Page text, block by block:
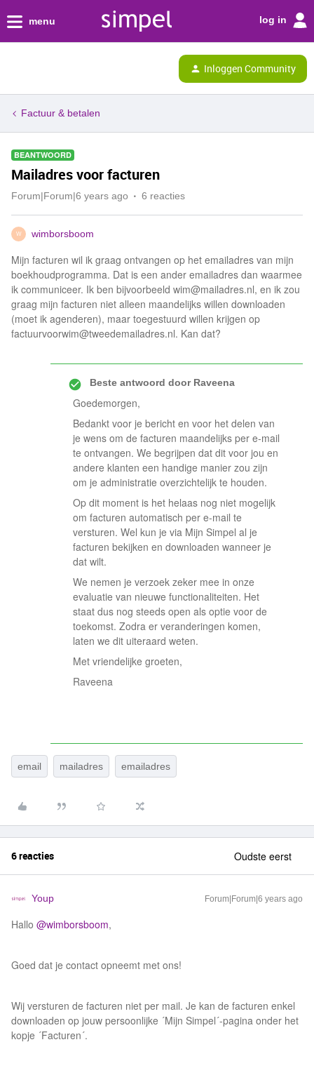
menu log in
Inloggen Community
Factuur & betalen
BEANTWOORD
Mailadres voor facturen
Forum|Forum|6 years ago 6 reacties
W wimborsboom
Mijn facturen wil ik graag ontvangen op het emailadres van mijn
boekhoudprogramma. Dat is een ander emailadres dan waarmee
ik communiceer. Ik ben bijvoorbeeld wim@mailadres.nl, en ik zou
graag mijn facturen niet alleen maandelijks willen downloaden
(moet ik agenderen), maar toegestuurd willen krijgen op
factuurvoorwim@tweedemailadres.nl. Kan dat?
Beste antwoord doorRaveena
Goedemorgen,
Bedankt voor je bericht en voor het delen van
je wens om de facturen maandelijks per e-mail
te ontvangen. We begrijpen dat dit voor jou en
andere klanten een handige manier zou zijn
om je administratie overzichtelijk te houden.
Op dit moment is het helaas nog niet mogelijk
om facturen automatisch per e-mail te
versturen. Wel kun je via Mijn Simpel al je
facturen bekijken en downloaden wanneer je
dat wilt.
We nemen je verzoek zeker mee in onze
evaluatie van nieuwe functionaliteiten. Het
staat dus nog steeds open als optie voor de
toekomst. Zodra er veranderingen komen,
laten we dit uiteraard weten.
Met vriendelijke groeten,
Raveena
email mailadres emailadres
6 reacties Oudste eerst
Youp Forum|Forum|6 years ago
Hallo @wimborsboom,
Goed dat je contact opneemt met ons!
Wij versturen de facturen niet per mail. Je kan de facturen enkel
downloaden op jouw persoonlijke ´Mijn Simpel´-pagina onder het
kopje ´Facturen´.